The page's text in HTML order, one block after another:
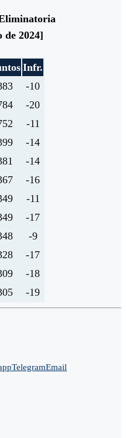
de 2024]
Infr.
-10
-20
-11
-14
-14
-16
-11
-17
-9
-17
-18
-19
TelegramEmail